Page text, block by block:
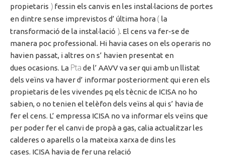
propietaris ) fessin els canvis en les instal·lacions de portes
en dintre sense imprevistos d’ última hora( la
transformació de la instal·lació ). El cens va fer-se de
manera poc professional. Hi havia cases on els operaris no
havien passat, i altres ons’ havien presentat en
dues ocasions. La Ptade l’ AAVVva ser qui amb un llistat
dels veïns va haverd’ informar posteriorment qui eren els
propietaris de les vivendes pq els tècnicde ICISA no ho
sabien, o no tenien el telèfon dels veïns al quis’ haviade
fer el cens. L’ empressa ICISA no va informar els veïns que
per poder fer el canvi de propà a gas, calia actualitzar les
calderes o aparells o la mateixa xarxa de dins les
cases. ICISA havia de fer una relació